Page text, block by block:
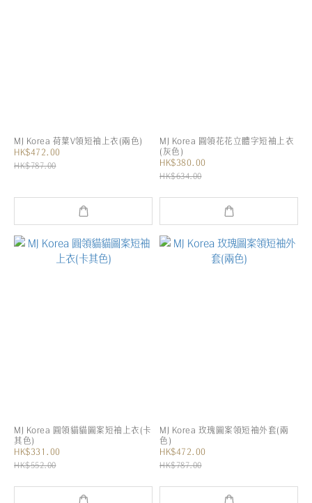
MJ Korea 荷葉V領短袖上衣(兩色)
HK$472.00
HK$787.00
MJ Korea 圓領花花立體字短袖上衣
(灰色)
HK$380.00
HK$634.00
MJ Korea 圓領貓貓圖案短袖上衣(卡
其色)
HK$331.00
HK$552.00
MJ Korea 玫瑰圖案領短袖外套(兩
色)
HK$472.00
HK$787.00